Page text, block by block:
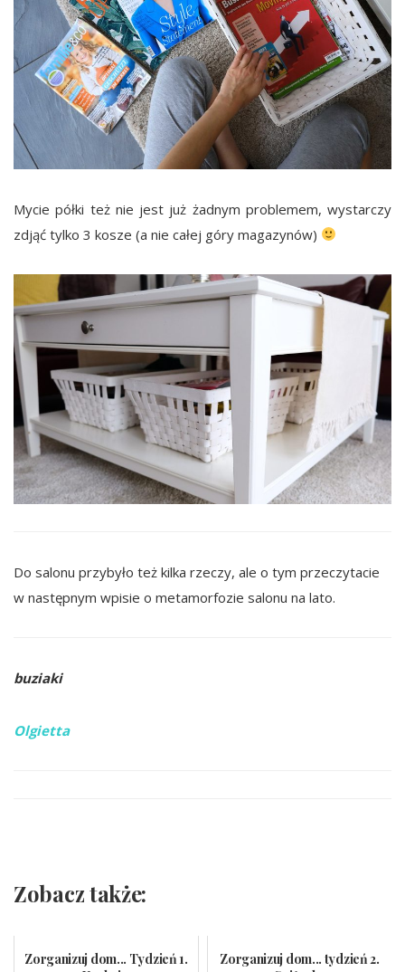
Mycie półki też nie jest już żadnym problemem, wystarczy
zdjąć tylko 3 kosze (a nie całej góry magazynów)
Do salonu przybyło też kilka rzeczy, ale o tym przeczytacie
w następnym wpisie o metamorfozie salonu na lato.
buziaki
Olgietta
Zobacz także:
Zorganizuj dom... Tydzień 1.
Zorganizuj dom... tydzień 2.